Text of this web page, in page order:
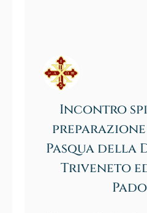
Incontro
Pasqua della
Triveneto